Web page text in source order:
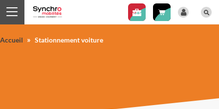
Accueil » Stationnement voiture
Panneau de gestion des cookies